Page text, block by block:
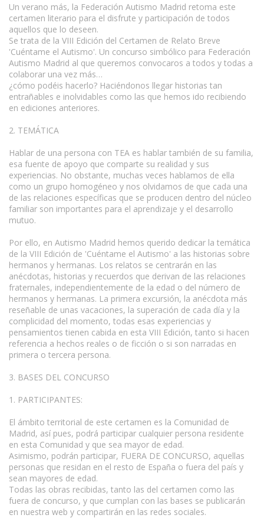
Un verano más, la Federación Autismo Madrid retoma este
certamen literario para el disfrute y participación de todos
aquellos que lo deseen.
Se trata de la VIII Edición del Certamen de Relato Breve
'Cuéntame el Autismo'. Un concurso simbólico para Federación
Autismo Madrid al que queremos convocaros a todos y todas a
colaborar una vez más…
¿cómo podéis hacerlo? Haciéndonos llegar historias tan
entrañables e inolvidables como las que hemos ido recibiendo
en ediciones anteriores.
2. TEMÁTICA
Hablar de una persona con TEA es hablar también de su familia,
esa fuente de apoyo que comparte su realidad y sus
experiencias. No obstante, muchas veces hablamos de ella
como un grupo homogéneo y nos olvidamos de que cada una
de las relaciones específicas que se producen dentro del núcleo
familiar son importantes para el aprendizaje y el desarrollo
mutuo.
Por ello, en Autismo Madrid hemos querido dedicar la temática
de la VIII Edición de 'Cuéntame el Autismo' a las historias sobre
hermanos y hermanas. Los relatos se centrarán en las
anécdotas, historias y recuerdos que derivan de las relaciones
fraternales, independientemente de la edad o del número de
hermanos y hermanas. La primera excursión, la anécdota más
reseñable de unas vacaciones, la superación de cada día y la
complicidad del momento, todas esas experiencias y
pensamientos tienen cabida en esta VIII Edición, tanto si hacen
referencia a hechos reales o de ficción o si son narradas en
primera o tercera persona.
3. BASES DEL CONCURSO
1. PARTICIPANTES:
El ámbito territorial de este certamen es la Comunidad de
Madrid, así pues, podrá participar cualquier persona residente
en esta Comunidad y que sea mayor de edad.
Asimismo, podrán participar, FUERA DE CONCURSO, aquellas
personas que residan en el resto de España o fuera del país y
sean mayores de edad.
Todas las obras recibidas, tanto las del certamen como las
fuera de concurso, y que cumplan con las bases se publicarán
en nuestra web y compartirán en las redes sociales.